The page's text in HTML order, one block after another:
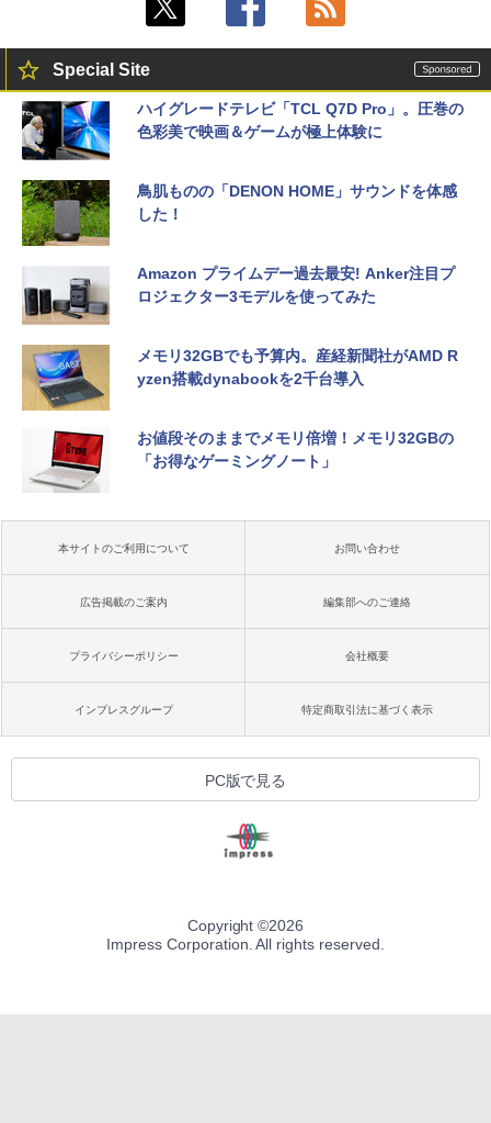
Special Site
ハイグレードテレビ「TCL Q7D Pro」。圧巻の
色彩美で映画＆ゲームが極上体験に
鳥肌ものの「DENON HOME」サウンドを体感
した！
Amazon プライムデー過去最安! Anker注目プ
ロジェクター3モデルを使ってみた
メモリ32GBでも予算内。産経新聞社がAMD R
yzen搭載dynabookを2千台導入
お値段そのままでメモリ倍増！メモリ32GBの
「お得なゲーミングノート」
本サイトのご利用について お問い合わせ
広告掲載のご案内 編集部へのご連絡
プライバシーポリシー 会社概要
インプレスグループ 特定商取引法に基づく表示
PC版で見る
Copyright ©2026
Impress Corporation. All rights reserved.